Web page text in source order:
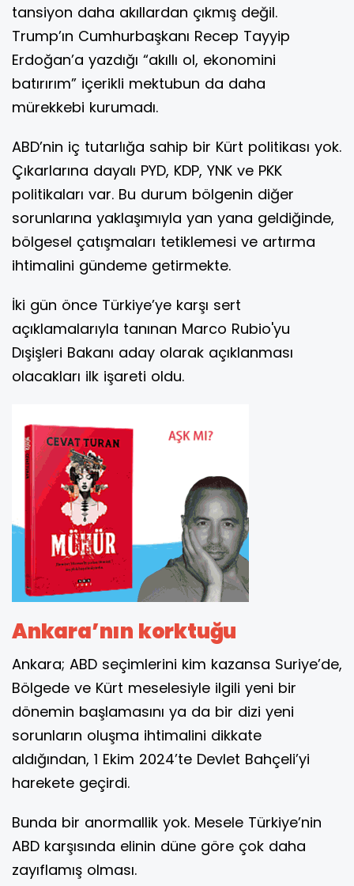
tansiyon daha akıllardan çıkmış değil.
Trump’ın Cumhurbaşkanı Recep Tayyip
Erdoğan’a yazdığı “akıllı ol, ekonomini
batırırım” içerikli mektubun da daha
mürekkebi kurumadı.
ABD’nin iç tutarlığa sahip bir Kürt politikası yok.
Çıkarlarına dayalı PYD, KDP, YNK ve PKK
politikaları var. Bu durum bölgenin diğer
sorunlarına yaklaşımıyla yan yana geldiğinde,
bölgesel çatışmaları tetiklemesi ve artırma
ihtimalini gündeme getirmekte.
İki gün önce Türkiye’ye karşı sert
açıklamalarıyla tanınan Marco Rubio'yu
Dışişleri Bakanı aday olarak açıklanması
olacakları ilk işareti oldu.
Ankara’nın korktuğu
Ankara; ABD seçimlerini kim kazansa Suriye’de,
Bölgede ve Kürt meselesiyle ilgili yeni bir
dönemin başlamasını ya da bir dizi yeni
sorunların oluşma ihtimalini dikkate
aldığından, 1 Ekim 2024’te Devlet Bahçeli’yi
harekete geçirdi.
Bunda bir anormallik yok. Mesele Türkiye’nin
ABD karşısında elinin düne göre çok daha
zayıflamış olması.